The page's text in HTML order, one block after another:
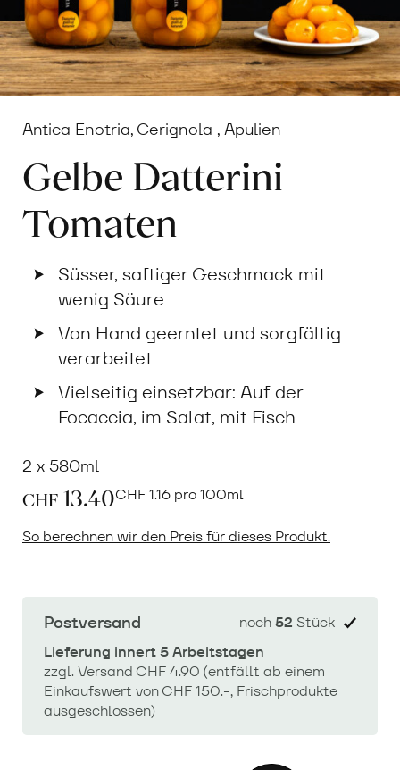
Antica Enotria, Cerignola , Apulien
Gelbe Datterini
Tomaten
Süsser, saftiger Geschmack mit
wenig Säure
Von Hand geerntet und sorgfältig
verarbeitet
Vielseitig einsetzbar: Auf der
Focaccia, im Salat, mit Fisch
2 x 580ml
CHF 13.40CHF1.16 pro 100ml
So berechnen wir den Preis für dieses Produkt.
Postversand
Lieferung innert 5 Arbeitstagen
zzgl. Versand CHF 4.90 (entfällt ab einem
Einkaufswert von CHF 150.-, Frischprodukte
ausgeschlossen)
noch52 Stück